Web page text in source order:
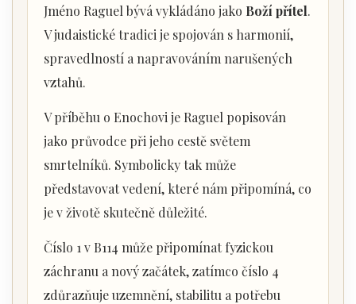
Jméno Raguel bývá vykládáno jako Boží přítel.
V judaistické tradici je spojován s harmonií,
spravedlností a napravováním narušených
vztahů.
V příběhu o Enochovi je Raguel popisován
jako průvodce při jeho cestě světem
smrtelníků. Symbolicky tak může
představovat vedení, které nám připomíná, co
je v životě skutečně důležité.
Číslo 1 v B114 může připomínat fyzickou
záchranu a nový začátek, zatímco číslo 4
zdůrazňuje uzemnění, stabilitu a potřebu